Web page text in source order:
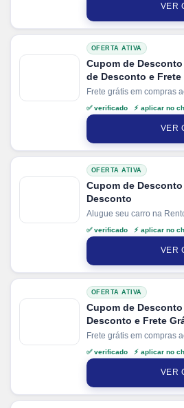
VER
OFERTA ATIVA
Cupom de
de Desconto e Frete
Frete grátis em compras
suas compras em até
+ 5% de desconto em
10% de cashback direto
✅ verificado ⚡ aplicar no
VER
OFERTA ATIVA
Cupom de
Desconto
Alugue seu carro na
✅ verificado ⚡ aplicar no
VER
OFERTA ATIVA
Cupom de
Desconto e Frete
Frete grátis em compras
suas compras em até
+ 10% de desconto em
✅ verificado ⚡ aplicar no
VER